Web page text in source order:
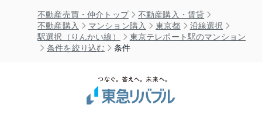
不動産売買・仲介トップ
不動産購入・賃貸
不動産購入
マンション購入 東京都
沿線選択
駅選択（りんかい線）
東京テレポート駅のマンション
条件を絞り込む
条件